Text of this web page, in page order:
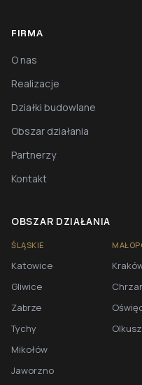
FIRMA
O nas
Realizacje
Działki budowlane
Obszar działania
Partnerzy
Kontakt
OBSZAR DZIAŁANIA
ŚLĄSKIE
Katowice
Gliwice
Zabrze
Tychy
Mikołów
Jaworzno
Olkusz